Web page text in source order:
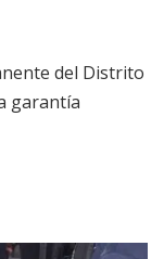
del Distrito
garantía